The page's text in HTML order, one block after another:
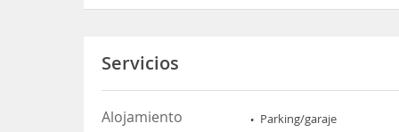
Servicios
Alojamiento Parking/garaje